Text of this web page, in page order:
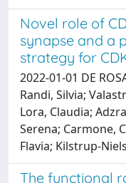
Novel role of
synapse and a
strategy for
2022-01-01 DE
Randi, Silvia;
Lora, Claudia;
Serena; Carmone,
Flavia; Kilstrup-
The functional